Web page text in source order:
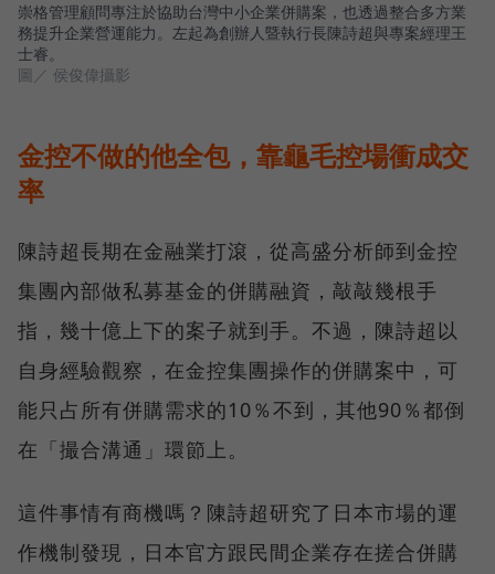
崇格管理顧問專注於協助台灣中小企業併購案，也透過整合多方業
務提升企業營運能力。左起為創辦人暨執行長陳詩超與專案經理王
士睿。
圖／ 侯俊偉攝影
金控不做的他全包，靠龜毛控場衝成交
率
陳詩超長期在金融業打滾，從高盛分析師到金控
集團內部做私募基金的併購融資，敲敲幾根手
指，幾十億上下的案子就到手。不過，陳詩超以
自身經驗觀察，在金控集團操作的併購案中，可
能只占所有併購需求的10％不到，其他90％都倒
在「撮合溝通」環節上。
這件事情有商機嗎？陳詩超研究了日本市場的運
作機制發現，日本官方跟民間企業存在搓合併購